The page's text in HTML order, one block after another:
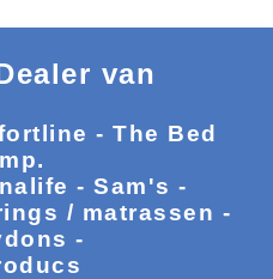
van
- The Bed
- Sam's -
/ matrassen -
-